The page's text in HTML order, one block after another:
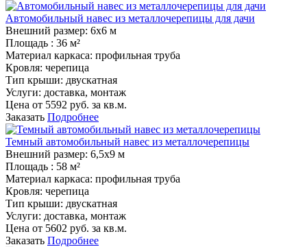
Автомобильный навес из металлочерепицы для дачи
Внешний размер: 6х6 м
Площадь : 36 м²
Материал каркаса: профильная труба
Кровля: черепица
Тип крыши: двускатная
Услуги: доставка, монтаж
Цена от 5592 руб. за кв.м.
Заказать Подробнее
Темный автомобильный навес из металлочерепицы
Внешний размер: 6,5х9 м
Площадь : 58 м²
Материал каркаса: профильная труба
Кровля: черепица
Тип крыши: двускатная
Услуги: доставка, монтаж
Цена от 5602 руб. за кв.м.
Заказать Подробнее